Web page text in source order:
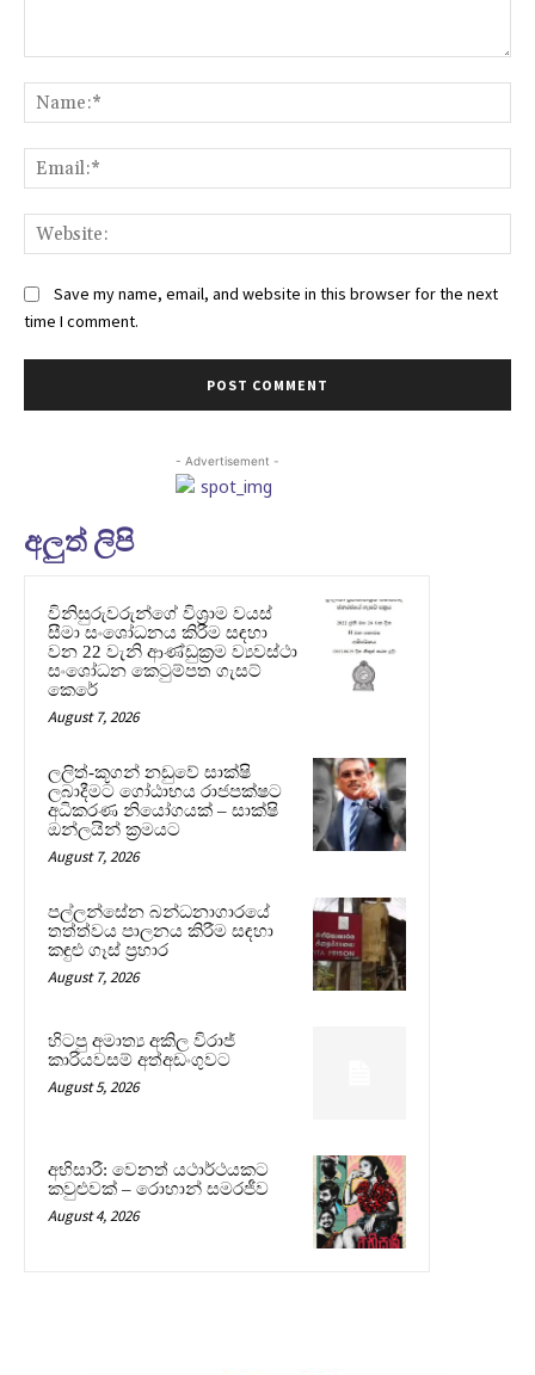
Save my name, email, and website in this browser for the next
time I comment.
- Advertisement -
අලුත් ලිපි
විනිසුරුවරුන්ගේ විශ්‍රාම වයස්
සීමා සංශෝධනය කිරීම සඳහා
වන 22 වැනි ආණ්ඩුක්‍රම ව්‍යවස්ථා
සංශෝධන කෙටුම්පත ගැසට්
කෙරේ
August 7, 2026
ලලිත්-කූගන් නඩුවේ සාක්ෂි
ලබාදීමට ගෝඨාභය රාජපක්ෂට
අධිකරණ නියෝගයක් – සාක්ෂි
ඔන්ලයින් ක්‍රමයට
August 7, 2026
පල්ලන්සේන බන්ධනාගාරයේ
තත්ත්වය පාලනය කිරීම සඳහා
කඳුළු ගෑස් ප්‍රහාර
August 7, 2026
හිටපු අමාත්‍ය අකිල විරාජ්
කාරියවසම් අත්අඩංගුවට
August 5, 2026
අභිසාරී: වෙනත් යථාර්ථයකට
කවුළුවක් – රොහාන් සමරජීව
August 4, 2026